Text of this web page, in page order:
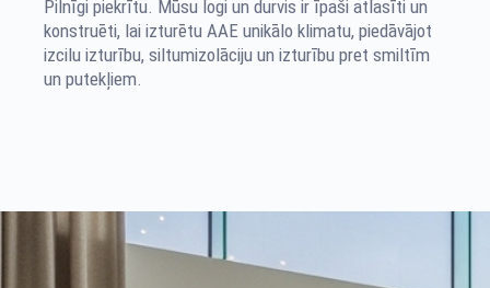
Pilnīgi piekrītu. Mūsu logi un durvis ir īpaši atlasīti un
konstruēti, lai izturētu AAE unikālo klimatu, piedāvājot
izcilu izturību, siltumizolāciju un izturību pret smiltīm
un putekļiem.